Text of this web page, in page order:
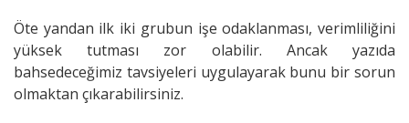
Öte yandan ilk iki grubun işe odaklanması, verimliliğini
yüksek tutması zor olabilir. Ancak yazıda
bahsedeceğimiz tavsiyeleri uygulayarak bunu bir sorun
olmaktan çıkarabilirsiniz.